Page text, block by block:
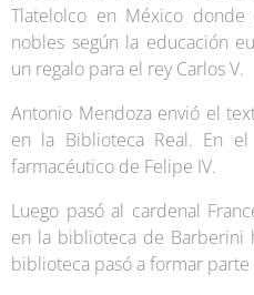
Tlatelolco en México
nobles según la educación
un regalo para el rey Carlos V.
Antonio Mendoza envió el
en la Biblioteca Real. En
farmacéutico de Felipe IV.
Luego pasó al cardenal
en la biblioteca de Barberini
biblioteca pasó a formar